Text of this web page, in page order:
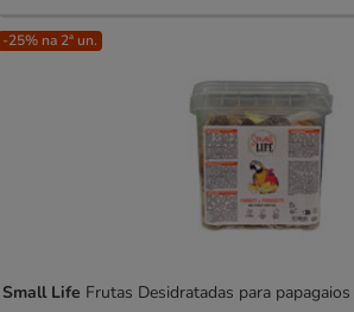
-25% na 2ª un.
Small Life Frutas Desidratadas para papagaios